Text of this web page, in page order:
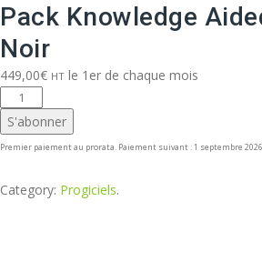
Pack Knowledge
Noir
449,00€ HT le 1er de chaque mois
quantité
de
Pack
Design
S'abonner
Premier paiement au prorata. Paiement suivant : 1 septembre 2026
Category: Progiciels.